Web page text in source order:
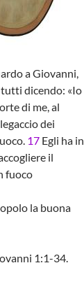
a Giovanni,
dicendo: «Io
di me, al
dei
17 Egli ha in
il
fuoco
la buona
1:1-34.